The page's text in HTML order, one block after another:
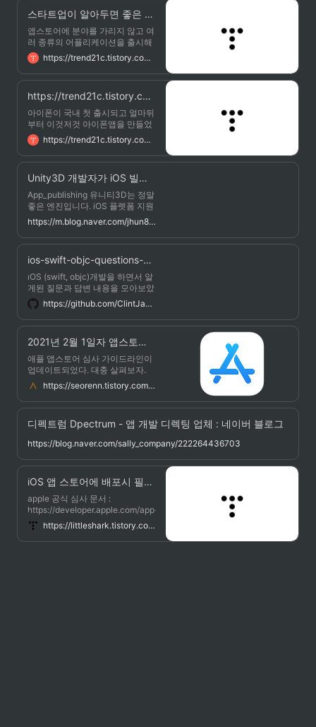
해, 앱스토어의 심사 과정은 까다
롭기로 유명합니다. 더 이상의 시
행착오를 겪지 않도록, 오늘은 앱
스토어 출시를 준비 중이신 개발자
님, 또는 업데이트를 준비 중이신
개발자님들을 위해 대표적인 리젝
전 꼭!
스타트업이 알아두면 좋은 앱스토어 심사시 reject 사유 12가지
앱스토어에 분야를 가리지 않고 여
러 종류의 어플리케이션을 출시해
보았는데 역시나 앱스토어 리뷰시
에 리젝도 많이 당해보았다. 앱스
토어 심사가 보통 1주일 안팎으로
다시 또 1주일여를 기다려야하는
인고의 시간을 거쳐야하기 때문에
(그 시간동안 미리 기획해놓은 프
로모션을 진행을 할수가 없고, 존
재하고 있는 버그를 두눈뜨고 지켜
보아야하는 괴로움은 정말 참기 어
https://trend21c.tistory.com/1906
https://trend21c.tistory.com/2182
아이폰이 국내 첫 출시되고 얼마뒤
부터 이것저것 아이폰앱을 만들었
으니, 그간 앱스토어에 게임, 데이
팅, 소셜, 유틸, 의료, 매거진 등 분
야를 가리지 않고 수십종의 어플리
다 그래서 앱스토어 리젝경험도 아
주 많습니다 요즘엔 심사가 그래도
빨라졌다고는 하나, 리뷰에서 리젝
응을 위한 여러작업을 해야하기때
문에 고통스럽습니다 그래서 지난
https://trend21c.tistory.com/2182
Unity3D 개발자가 iOS 빌드로 배포할때 주의사항.
App_publishing 유니티3D는 정말
좋은 엔진입니다. iOS 플렛폼 지원
도 참 잘되죠. 하지만 'Apple' 은 그
들만의 세계가 있습니다. 당연히
바로 iOS로 빌드 해서는 안들어 갑
려야 되는데요. 제가 아이튠즈에
올리면서 리젝당한 4가지 사유를
가지고 설명하겠습니다. 1. 빌드를
할때 'iPhone' 또는 'iPad'라는 명
창이 들어가면 안됩니다.
https://m.blog.naver.com/jhun84/204589911
ios-swift-objc-questions-and-answers/README.md at master · ClintJang/ios-swift-objc-questions-and-answers
iOS (swift, objc)개발을 하면서 알
게된 질문과 답변 내용을 모아보았
습니다. 개발 언어는 공부를 하면
빠르게 익힐 수 있지만, 개발 경험
은 물어보고 정보를 얻기가 쉽지
리를 꼼꼼히 해보겠습니다. 잘못
작성된 정보는 열심히 수정 하겠습
니다. 언제든지 문제가 있으면, 편
시작해서 내용이 적지만, 알차게
계속 업데이트 하겠습니다.
https://github.com/ClintJang/ios-swift-objc-questions-and-answers/blob/master/README.md#5-reject
2021년 2월 1일자 앱스토어 리뷰 가이드라인 업데이트
애플 앱스토어 심사 가이드라인이
업데이트되었다. 대충 살펴보자.
정말 대충 살펴봤고 주관적으로 이
해했기 때문에 틀린 해석이 있을
수 있다. 원문은 하단 관련 글에 링
1.4.3: 홍보가 불가능한 것들, 예를
의 주류 등의 홍보는 허용되지 않
는다. 이미 애플은 이런 지침을 가
명확하게 정리된 수준인 것 같다.
https://seorenn.tistory.com/184
디펙트럼 Dpectrum - 앱 개발 디렉팅 업체 : 네이버 블로그
https://blog.naver.com/sally_company/222264436703
iOS 앱 스토어에 배포시 필요한 사항들!
apple 공식 심사 문서 :
https://developer.apple.com/app-
store/kr/ 1. 앱 아이콘 앱스토어 노
출용 이미지로, 앱 아이콘과 동일
한 이미지로 하는 것이 일반적 사
https://littleshark.tistory.com/41